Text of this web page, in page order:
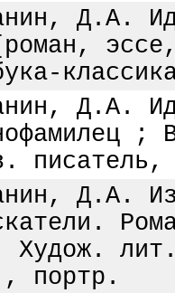
Д.А.
Д.А.
;
Д.А.
Худож.
портр.